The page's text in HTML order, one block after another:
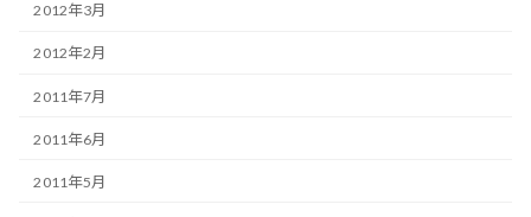
2012年3月
2012年2月
2011年7月
2011年6月
2011年5月